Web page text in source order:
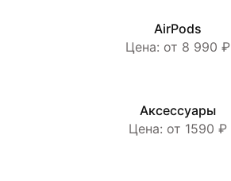
AirPods
Цена: от 8 990 ₽
Аксессуары
Цена: от 1590 ₽